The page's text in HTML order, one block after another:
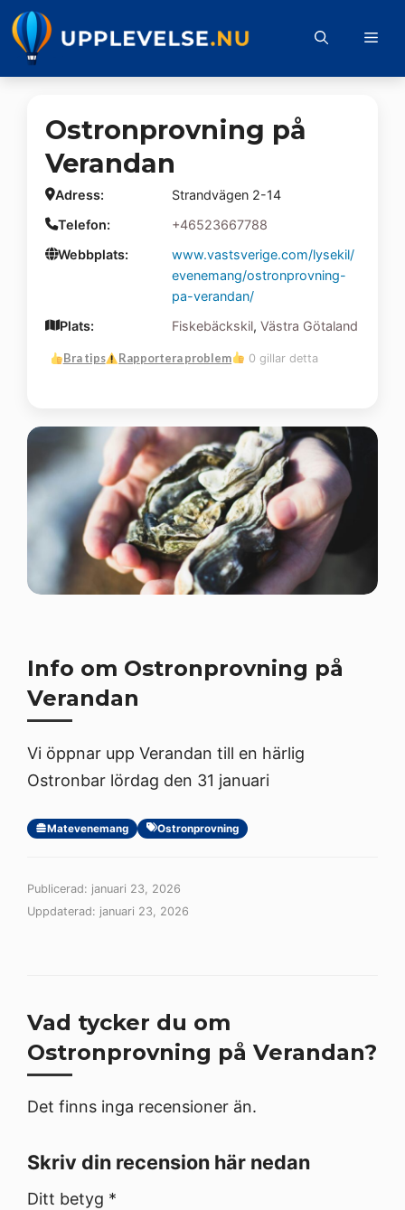
Hoppa
till
innehåll
Ostronprovning på
Verandan
Adress:
Strandvägen 2-14
Telefon:
+46523667788
Webbplats:
www.vastsverige.com/lysekil/
evenemang/ostronprovning-
pa-verandan/
Plats:
Fiskebäckskil, Västra Götaland
Bra tips Rapportera problem 0 gillar detta
Info om Ostronprovning på
Verandan
Vi öppnar upp Verandan till en härlig
Ostronbar lördag den 31 januari
Matevenemang Ostronprovning
Publicerad: januari 23, 2026
Uppdaterad: januari 23, 2026
Vad tycker du om
Ostronprovning på Verandan?
Det finns inga recensioner än.
Skriv din recension här nedan
Ditt betyg *